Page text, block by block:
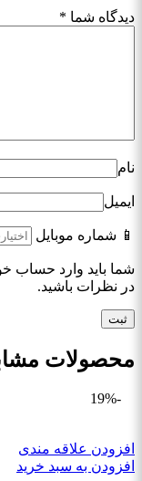
دیدگاه شما *
نام
ایمیل
📱 شماره موبایل
شما باید وارد حساب
در نظرات باشید.
محصولات
-19%
افزودن علاقه مندی
افزودن به سبد خرید